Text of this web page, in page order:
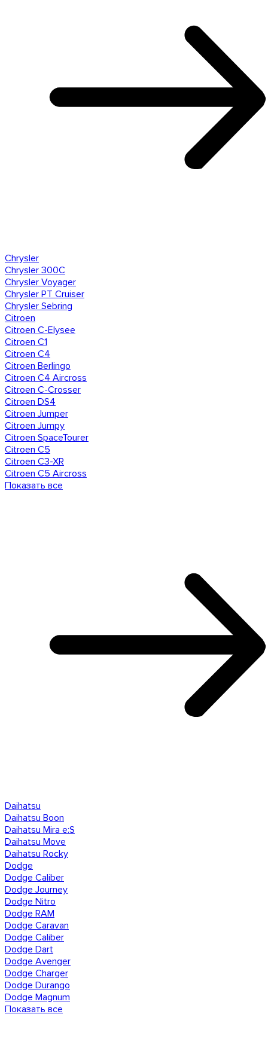
Chrysler
Chrysler 300C
Chrysler Voyager
Chrysler PT Cruiser
Chrysler Sebring
Citroen
Citroen C-Elysee
Citroen C1
Citroen C4
Citroen Berlingo
Citroen C4 Aircross
Citroen C-Crosser
Citroen DS4
Citroen Jumper
Citroen Jumpy
Citroen SpaceTourer
Citroen C5
Citroen C3-XR
Citroen C5 Aircross
Показать все
Daihatsu
Daihatsu Boon
Daihatsu Mira e:S
Daihatsu Move
Daihatsu Rocky
Dodge
Dodge Caliber
Dodge Journey
Dodge Nitro
Dodge RAM
Dodge Caravan
Dodge Caliber
Dodge Dart
Dodge Avenger
Dodge Charger
Dodge Durango
Dodge Magnum
Показать все